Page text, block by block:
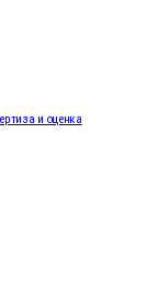
и оценка